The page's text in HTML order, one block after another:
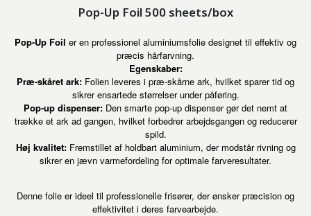
Pop-Up Foil 500 sheets/box
Pop-Up Foil er en professionel aluminiumsfolie designet til effektiv og
præcis hårfarvning.
Egenskaber:
Præ-skåret ark: Folien leveres i præ-skårne ark, hvilket sparer tid og
sikrer ensartede størrelser under påføring.
Pop-up dispenser: Den smarte pop-up dispenser gør det nemt at
trække et ark ad gangen, hvilket forbedrer arbejdsgangen og reducerer
spild.
Høj kvalitet:Fremstillet af holdbart aluminium, der modstår rivning og
sikrer en jævn varmefordeling for optimale farveresultater.
Denne folie er ideel til professionelle frisører, der ønsker præcision og
effektivitet i deres farvearbejde.